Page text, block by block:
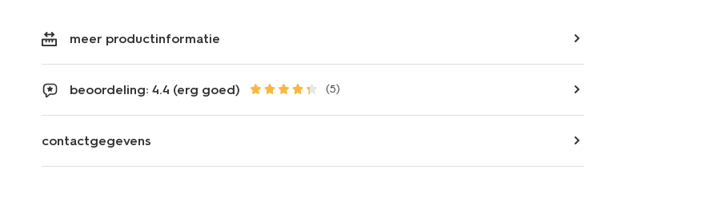
meer productinformatie
beoordeling: 4.4 (erg goed) (5)
contactgegevens